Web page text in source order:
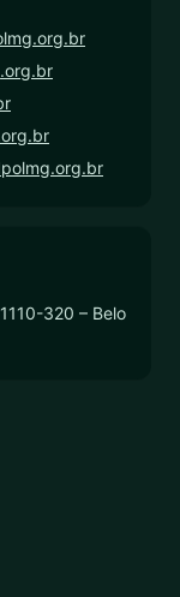
320 – Belo